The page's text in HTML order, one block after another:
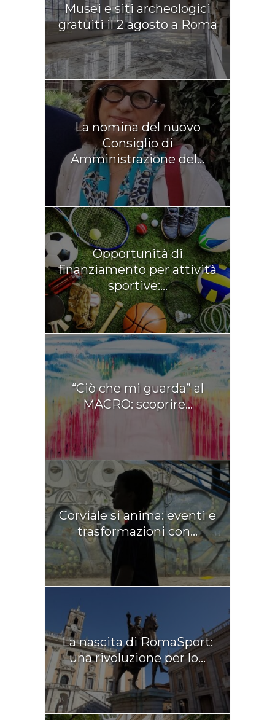
Musei e siti archeologici
gratuiti il 2 agosto a Roma
La nomina del nuovo
Consiglio di
Amministrazione del...
Opportunità di
finanziamento per attività
sportive:...
“Ciò che mi guarda” al
MACRO: scoprire...
Corviale si anima: eventi e
trasformazioni con...
La nascita di RomaSport:
una rivoluzione per lo...